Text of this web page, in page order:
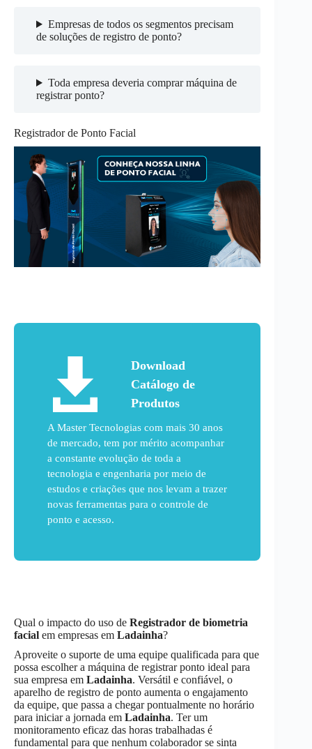
Empresas de todos os segmentos precisam
de soluções de registro de ponto?
Toda empresa deveria comprar máquina de
registrar ponto?
Registrador de Ponto Facial
Download
Catálogo de
Produtos
A Master Tecnologias com mais 30 anos
de mercado, tem por mérito acompanhar
a constante evolução de toda a
tecnologia e engenharia por meio de
estudos e criações que nos levam a trazer
novas ferramentas para o controle de
ponto e acesso.
Qual o impacto do uso de Registrador de biometria
facial em empresas em Ladainha?
Aproveite o suporte de uma equipe qualificada para que
possa escolher a máquina de registrar ponto ideal para
sua empresa em Ladainha. Versátil e confiável, o
aparelho de registro de ponto aumenta o engajamento
da equipe, que passa a chegar pontualmente no horário
para iniciar a jornada em Ladainha. Ter um
monitoramento eficaz das horas trabalhadas é
fundamental para que nenhum colaborador se sinta